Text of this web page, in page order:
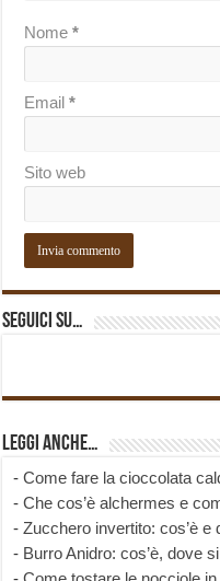
Nome*
Email*
Sito web
Seguici su…
Leggi anche…
-Come fare la cioccolata
-Che cos’è alchermes e
-Zucchero invertito: cos’è e
- Burro Anidro: cos’è, dove